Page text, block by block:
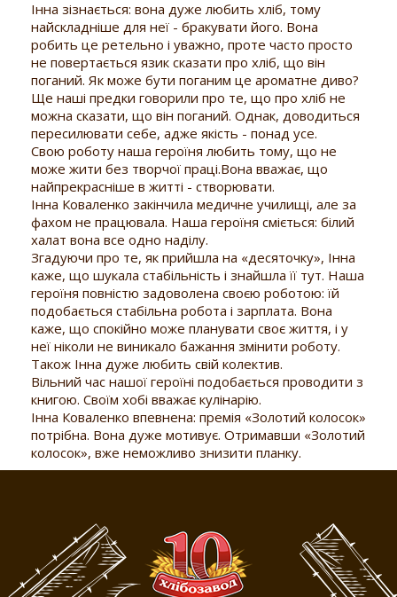
Інна зізнається: вона дуже любить хліб, тому
найскладніше для неї - бракувати його. Вона
робить це ретельно і уважно, проте часто просто
не повертається язик сказати про хліб, що він
поганий. Як може бути поганим це ароматне диво?
Ще наші предки говорили про те, що про хліб не
можна сказати, що він поганий. Однак, доводиться
пересилювати себе, адже якість - понад усе.
Свою роботу наша героїня любить тому, що не
може жити без творчої праці.Вона вважає, що
найпрекрасніше в житті - створювати.
Інна Коваленко закінчила медичне училищі, але за
фахом не працювала. Наша героїня сміється: білий
халат вона все одно наділу.
Згадуючи про те, як прийшла на «десяточку», Інна
каже, що шукала стабільність і знайшла її тут. Наша
героїня повністю задоволена своєю роботою: їй
подобається стабільна робота і зарплата. Вона
каже, що спокійно може планувати своє життя, і у
неї ніколи не виникало бажання змінити роботу.
Також Інна дуже любить свій колектив.
Вільний час нашої героїні подобається проводити з
книгою. Своїм хобі вважає кулінарію.
Інна Коваленко впевнена: премія «Золотий колосок»
потрібна. Вона дуже мотивує. Отримавши «Золотий
колосок», вже неможливо знизити планку.